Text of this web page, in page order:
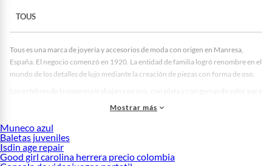
TOUS
Tous es una marca de joyería y accesorios de moda con origen en Manresa,
España. El negocio comenzó en 1920. La entidad de familia logró renombre en el
mundo de los detalles de lujo mediante la creación de piezas con forma de oso.
Los orfebres de la empresa trabajan con oro, con plata y con gemas de valor para
fabricar artículos de uso de día a día. El trabajo de los talleres une técnicas de
En la actualidad, la firma cruza fronteras con locales de venta de carteras, relojes
y perfumes. Al comprar creaciones de Tous, las personas adquieren
complementos de calidad y de estética de ternura que transmiten la esencia de
Mostrar más
Muneco azul
Baletas juveniles
Isdin age repair
Good girl carolina herrera precio colombia